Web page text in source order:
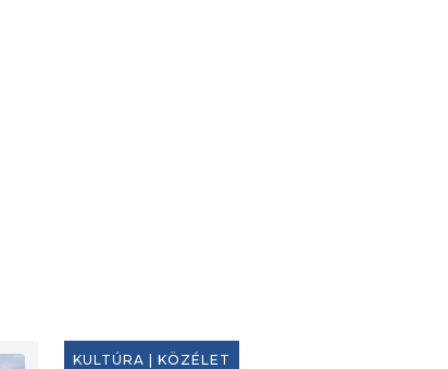
KULTÚRA KÖZÉLET